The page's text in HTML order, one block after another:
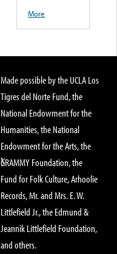
More
Made possible by the UCLA Los
Tigres del Norte Fund, the
National Endowment for the
Humanities, the National
Endowment for the Arts, the
GRAMMY Foundation, the
Fund for Folk Culture, Arhoolie
Records, Mr. and Mrs. E. W.
Littlefield Jr., the Edmund &
Jeannik Littlefield Foundation,
and others.